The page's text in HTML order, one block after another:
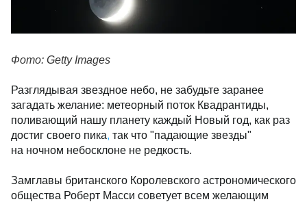
Фото: Getty Images
Разглядывая звездное небо, не забудьте заранее
загадать желание: метеорный поток Квадрантиды,
поливающий нашу планету каждый Новый год, как раз
достиг своего пика, так что "падающие звезды"
на ночном небосклоне не редкость.
Замглавы британского Королевского астрономического
общества Роберт Масси советует всем желающим